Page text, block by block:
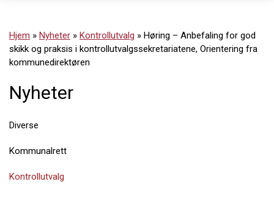
Hjem » Nyheter » Kontrollutvalg » Høring – Anbefaling for god
skikk og praksis i kontrollutvalgssekretariatene, Orientering fra
kommunedirektøren
Nyheter
Diverse
Kommunalrett
Kontrollutvalg